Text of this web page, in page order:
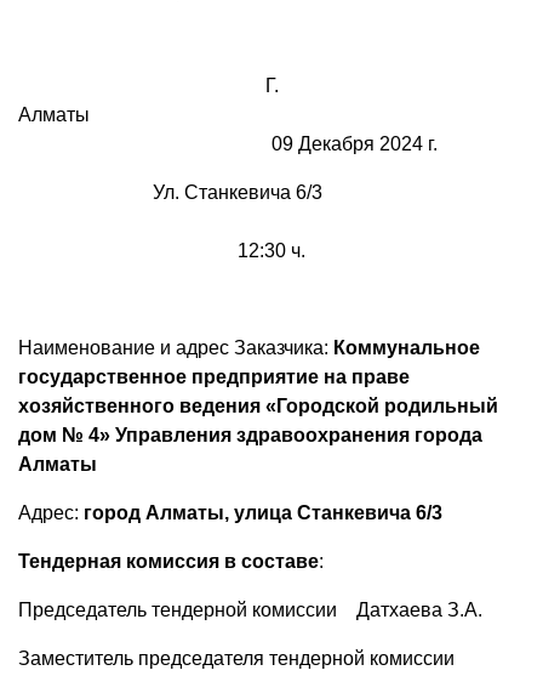
Г.
09 Декабря 2024 г.
Ул. Станкевича 6/3
12:30 ч.
Наименование и адрес Заказчика: Коммунальное
государственное предприятие на праве
хозяйственного ведения «Городской родильный
дом № 4» Управления здравоохранения города
Алматы
Адрес: город Алматы, улица Станкевича 6/3
Тендерная комиссия в составе:
Председатель тендерной комиссии Датхаева З.А.
Заместитель председателя тендерной комиссии